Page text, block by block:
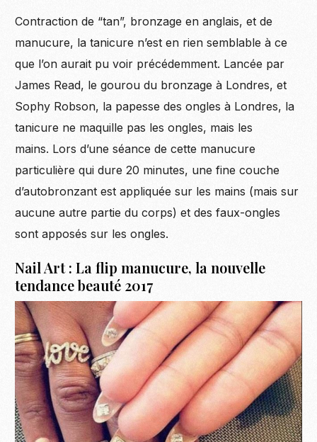
Contraction de “tan”, bronzage en anglais, et de
manucure, la tanicure n’est en rien semblable à ce
que l’on aurait pu voir précédemment. Lancée par
James Read, le gourou du bronzage à Londres, et
Sophy Robson, la papesse des ongles à Londres, la
tanicure ne maquille pas les ongles, mais les
mains. Lors d’une séance de cette manucure
particulière qui dure 20 minutes, une fine couche
d’autobronzant est appliquée sur les mains (mais sur
aucune autre partie du corps) et des faux-ongles
sont apposés sur les ongles.
Nail Art : La flip manucure, la nouvelle
tendance beauté 2017